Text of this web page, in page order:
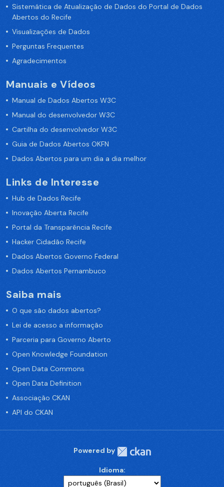
Sistemática de Atualização de Dados do Portal de Dados
Abertos do Recife
Visualizações de Dados
Perguntas Frequentes
Agradecimentos
Manuais e Vídeos
Manual de Dados Abertos W3C
Manual do desenvolvedor W3C
Cartilha do desenvolvedor W3C
Guia de Dados Abertos OKFN
Dados Abertos para um dia a dia melhor
Links de Interesse
Hub de Dados Recife
Inovação Aberta Recife
Portal da Transparência Recife
Hacker Cidadão Recife
Dados Abertos Governo Federal
Dados Abertos Pernambuco
Saiba mais
O que são dados abertos?
Lei de acesso a informação
Parceria para Governo Aberto
Open Knowledge Foundation
Open Data Commons
Open Data Definition
Associação CKAN
API do CKAN
Powered by
Idioma